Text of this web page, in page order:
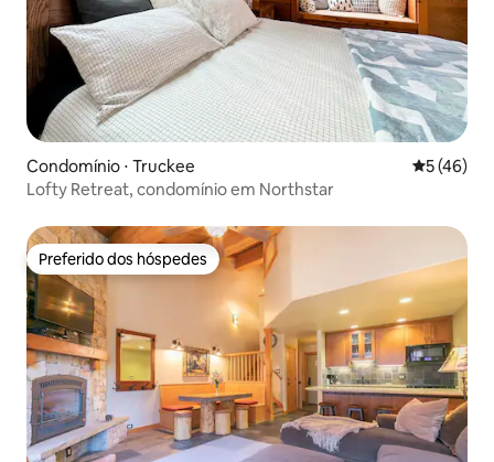
Condomínio ⋅ Truckee 5 de uma
5 (46)
Lofty Retreat, condomínio em Northstar
Preferido dos hóspedes
Preferido dos hóspedes